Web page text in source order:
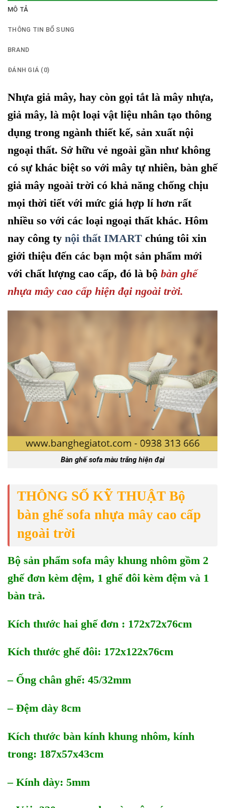
MÔ TẢ
THÔNG TIN BỔ SUNG
BRAND
ĐÁNH GIÁ (0)
Nhựa giả mây, hay còn gọi tắt là mây nhựa,
giả mây, là một loại vật liệu nhân tạo thông
dụng trong ngành thiết kế, sản xuất nội
ngoại thất. Sở hữu vẻ ngoài gần như không
có sự khác biệt so với mây tự nhiên, bàn ghế
giả mây ngoài trời có khả năng chống chịu
mọi thời tiết với mức giá hợp lí hơn rất
nhiều so với các loại ngoại thất khác. Hôm
nay công ty nội thất IMART chúng tôi xin
giới thiệu đến các bạn một sản phẩm mới
với chất lượng cao cấp, đó là bộ bàn ghế
nhựa mây cao cấp hiện đại ngoài trời.
Bàn ghế sofa màu trắng hiện đại
THÔNG SỐ KỸ THUẬT Bộ
bàn ghế sofa nhựa mây cao cấp
ngoài trời
Bộ sản phẩm sofa mây khung nhôm gồm 2
ghế đơn kèm đệm, 1 ghế đôi kèm đệm và 1
bàn trà.
Kích thước hai ghế đơn : 172x72x76cm
Kích thước ghế đôi: 172x122x76cm
– Ống chân ghế: 45/32mm
– Đệm dày 8cm
Kích thước bàn kính khung nhôm, kính
trong: 187x57x43cm
– Kính dày: 5mm